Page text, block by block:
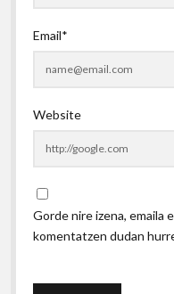
Email*
Website
Gorde nire izena, emaila
komentatzen dudan